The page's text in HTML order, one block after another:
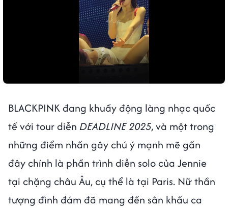
BLACKPINK đang khuấy động làng nhạc quốc
tế với tour diễn DEADLINE 2025, và một trong
những điểm nhấn gây chú ý mạnh mẽ gần
đây chính là phần trình diễn solo của Jennie
tại chặng châu Âu, cụ thể là tại Paris. Nữ thần
tượng đình đám đã mang đến sân khấu ca